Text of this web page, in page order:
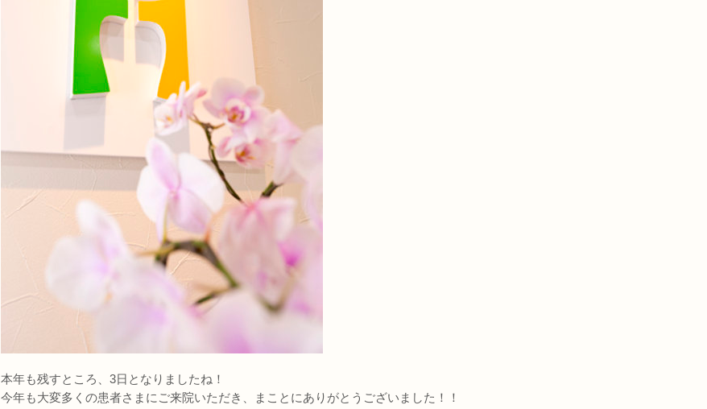
本年も残すところ、3日となりましたね！
今年も大変多くの患者さまにご来院いただき、まことにありがとうございました！！